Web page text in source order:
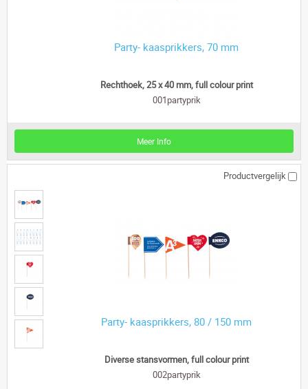
Party- kaasprikkers, 70 mm
Rechthoek, 25 x 40 mm, full colour print
001partyprik
Meer Info
Productvergelijk
Party- kaasprikkers, 80 / 150 mm
Diverse stansvormen, full colour print
002partyprik